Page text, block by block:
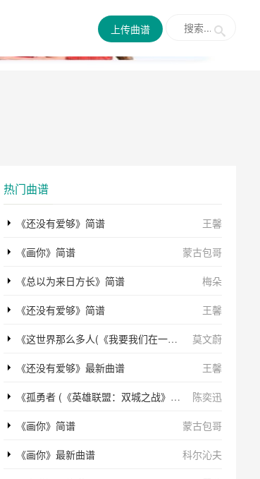
上传曲谱
热门曲谱
王馨
《还没有爱够》简谱
蒙古包哥
《画你》简谱
梅朵
《总以为来日方长》简谱
王馨
《还没有爱够》简谱
莫文蔚
《这世界那么多人(《我要我们在一起》电影主题曲)》简谱
王馨
《还没有爱够》最新曲谱
陈奕迅
《孤勇者 (《英雄联盟：双城之战》动画剧集中文主题曲)》简谱
蒙古包哥
《画你》简谱
科尔沁夫
《画你》最新曲谱